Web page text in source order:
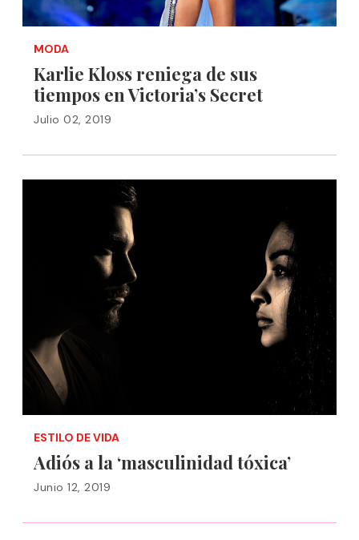
MODA
Karlie Kloss reniega de sus
tiempos en Victoria’s Secret
Julio 02, 2019
ESTILO DE VIDA
Adiós a la ‘masculinidad tóxica’
Junio 12, 2019